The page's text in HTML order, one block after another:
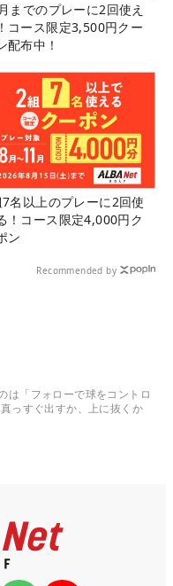
までのプレーに2回使え
コース限定3,500円クー
配布中！
名以上のプレーに2回使
！コース限定4,000円ク
ン
Recommended by
は「フォローで球をコントロ
っすぐ出すか、上に抜くか